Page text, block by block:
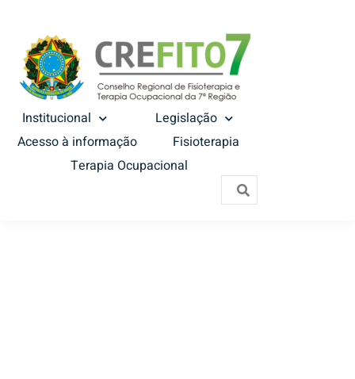
Institucional
Legislação
Acesso à informação
Fisioterapia
Terapia Ocupacional